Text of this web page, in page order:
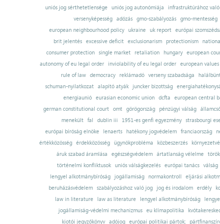
uniós jog sérthetetlensége uniós jog autonómiája
infrastruktúrához
versenyképesség adózás gmo-szabályozás gmo-mentesség
european neighbourhood policy
ukraine uk report
európai
brit jelentés excessive deficit exclusionarism protectionism
consumer protection
single market retaliation hungary
european
autonomy of eu legal order
inviolability of eu legal order
european values
rule of law
democracy reklámadó verseny szabadsága
schuman-nyilatkozat alapító atyák juncker bizottság
energiaunió eurasian economic union dcfta
european central
german constitutional court
omt görögország pénzügyi válság
menekült
fal dublin iii 1951-es genfi egyezmény
strasbourgi
európai bíróság elnöke
lenaerts hatékony jogvédelem franciaország
értékközösség
érdekközösség ügynökprobléma közbeszerzés
áruk szabad áramlása
egészségvédelem ártatlanság vélelme
történelmi konfliktusok uniós válságkezelés európai tanács válság
lengyel alkotmánybíróság
jogállamiság normakontroll
eljárási
beruházásvédelem
szabályozáshoz való jog jog és irodalom erdély
law in literature
law as literature lengyel alkotmánybíróság
jogállamiság-védelmi mechanizmus
eu klímapolitika
kiotói jegyzőkönyv adójog európai politikai pártok;